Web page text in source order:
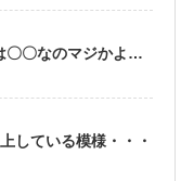
〇〇なのマジかよ…
している模様・・・